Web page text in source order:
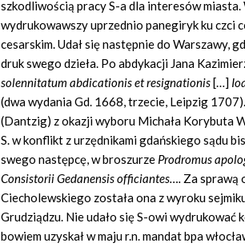
szkodliwością pracy S-a dla interesów miasta.
wydrukowawszy uprzednio panegiryk ku czci
cesarskim. Udał się następnie do Warszawy,
druk swego dzieła. Po abdykacji Jana
solennitatum abdicationis et resignationis[…]
(dwa wydania Gd. 1668, trzecie, Leipzig
(Dantzig) z okazji wyboru Michała Korybuta
S. w konflikt z urzędnikami gdańskiego sądu
swego następcę, w broszurze Prodromus
Consistorii Gedanensis officiantes…. Za sprawą
Ciecholewskiego została ona z wyroku
Grudziądzu. Nie udało się S-owi
bowiem uzyskał w maju r.n. mandat bpa